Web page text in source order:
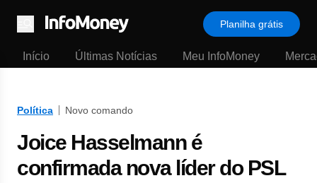
Menu
Planilha grátis
Início Últimas Notícias Meu InfoMoney
Política Novo comando
Joice Hasselmann é
confirmada nova líder do PSL